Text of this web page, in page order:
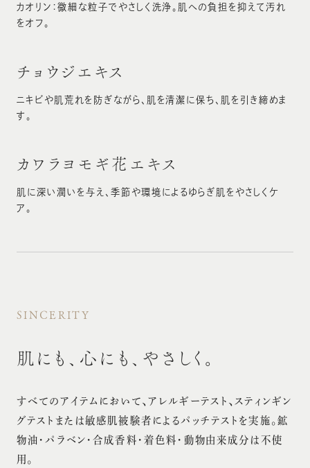
カオリン：微細な粒子でやさしく洗浄。肌への負担を抑えて汚れ
をオフ。
チョウジエキス
ニキビや肌荒れを防ぎながら、肌を清潔に保ち、肌を引き締めま
す。
カワラヨモギ花エキス
肌に深い潤いを与え、季節や環境によるゆらぎ肌をやさしくケ
ア。
SINCERITY
肌にも、心にも、やさしく。
すべてのアイテムにおいて、アレルギーテスト、スティンギン
グテストまたは敏感肌被験者によるパッチテストを実施。 鉱
物油・パラベン・合成香料・着色料・動物由来成分は不使
用。